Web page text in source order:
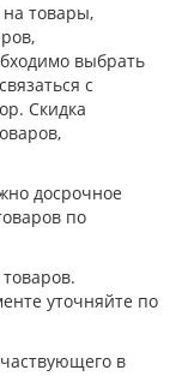
на товары,
выбрать
с
Скидка
досрочное
по
уточняйте по
в